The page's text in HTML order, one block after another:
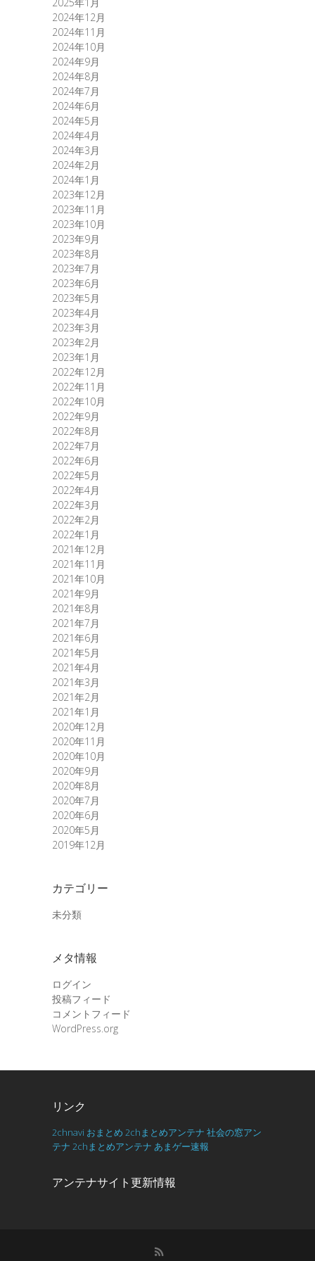
2024年12月
2024年11月
2024年10月
2024年9月
2024年8月
2024年7月
2024年6月
2024年5月
2024年4月
2024年3月
2024年2月
2024年1月
2023年12月
2023年11月
2023年10月
2023年9月
2023年8月
2023年7月
2023年6月
2023年5月
2023年4月
2023年3月
2023年2月
2023年1月
2022年12月
2022年11月
2022年10月
2022年9月
2022年8月
2022年7月
2022年6月
2022年5月
2022年4月
2022年3月
2022年2月
2022年1月
2021年12月
2021年11月
2021年10月
2021年9月
2021年8月
2021年7月
2021年6月
2021年5月
2021年4月
2021年3月
2021年2月
2021年1月
2020年12月
2020年11月
2020年10月
2020年9月
2020年8月
2020年7月
2020年6月
2020年5月
2019年12月
カテゴリー
未分類
メタ情報
ログイン
投稿フィード
コメントフィード
WordPress.org
リンク
2chnavi おまとめ 2chまとめアンテナ 社会の窓アン
テナ 2chまとめアンテナ あまゲー速報
アンテナサイト更新情報